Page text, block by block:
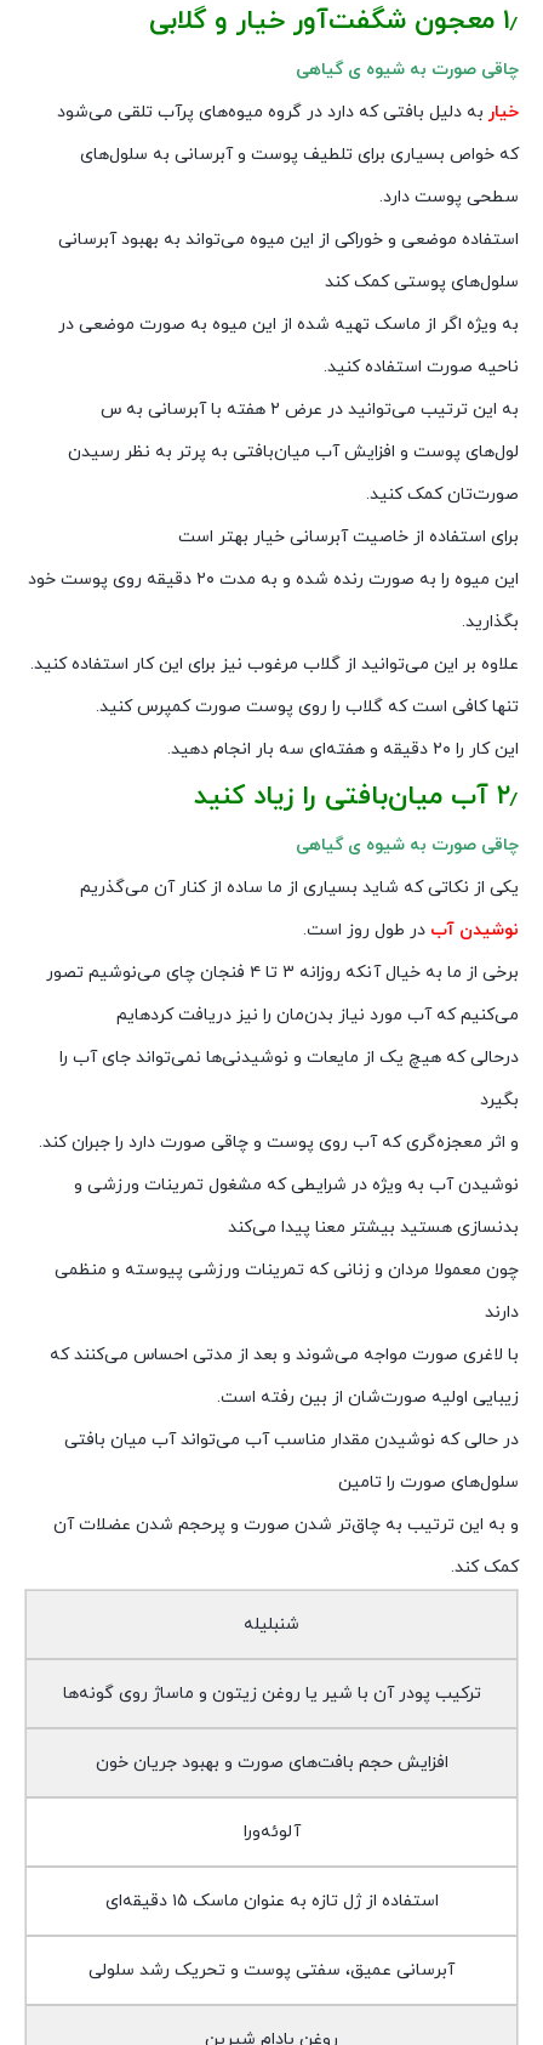
۱٫ معجون شگفت‌آور خیار و گلابی
چاقی صورت به شیوه ی گیاهی
خیار به دلیل بافتی که دارد در گروه میوه‌های پرآب تلقی می‌شود
که خواص بسیاری برای تلطیف پوست و آبرسانی به سلول‌های
سطحی پوست دارد.
استفاده موضعی و خوراکی از این میوه می‌تواند به بهبود آبرسانی
سلول‌های پوستی کمک کند
به ویژه اگر از ماسک تهیه شده از این میوه به صورت موضعی در
ناحیه صورت استفاده کنید.
به این ترتیب می‌توانید در عرض ۲ هفته با آبرسانی به س
لول‌های پوست و افزایش آب میان‌بافتی به پرتر به نظر رسیدن
صورت‌تان کمک کنید.
برای استفاده از خاصیت آبرسانی خیار بهتر است
این میوه را به صورت رنده شده و به مدت ۲۰ دقیقه روی پوست خود
بگذارید.
علاوه بر این می‌توانید از گلاب مرغوب نیز برای این‌ کار استفاده کنید.
تنها کافی است که گلاب را روی پوست صورت کمپرس کنید.
این کار را ۲۰ دقیقه و هفته‌ای سه بار انجام دهید.
۲٫ آب میان‌بافتی را زیاد کنید
چاقی صورت به شیوه ی گیاهی
یکی از نکاتی که شاید بسیاری از ما ساده از کنار آن می‌گذریم
نوشیدن آب در طول روز است.
برخی از ما به خیال آنکه روزانه ۳ تا ۴ فنجان چای می‌نوشیم تصور
می‌کنیم که آب مورد نیاز بدن‌مان را نیز دریافت کرده​ایم
درحالی که هیچ یک از مایعات و نوشیدنی‌ها نمی‌تواند جای آب را
بگیرد
و اثر معجزه‌گری که آب روی پوست و چاقی صورت دارد را جبران کند.
نوشیدن آب به ویژه در شرایطی که مشغول تمرینات ورزشی و
بدنسازی هستید بیشتر معنا پیدا می‌کند
چون معمولا مردان و زنانی که تمرینات ورزشی پیوسته و منظمی
دارند
با لاغری صورت مواجه می‌شوند و بعد از مدتی احساس می‌کنند که
زیبایی اولیه صورت‌شان از بین رفته است.
در حالی که نوشیدن مقدار مناسب آب می‌تواند آب میان بافتی
سلول‌های صورت را تامین
و به این ترتیب به چاق‌تر شدن صورت و پرحجم شدن عضلات آن
کمک کند.
شنبلیله
ترکیب پودر آن با شیر یا روغن زیتون و ماساژ روی گونه‌ها
افزایش حجم بافت‌های صورت و بهبود جریان خون
آلوئه‌ورا
استفاده از ژل تازه به عنوان ماسک ۱۵ دقیقه‌ای
آبرسانی عمیق، سفتی پوست و تحریک رشد سلولی
روغن بادام شیرین